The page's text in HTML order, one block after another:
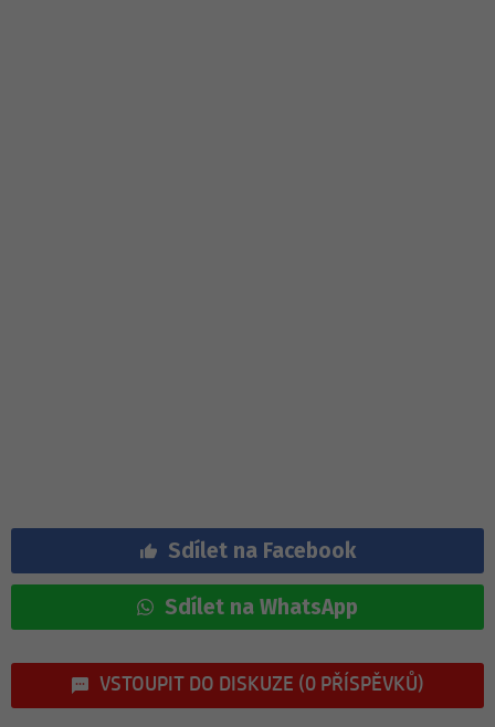
Sdílet na Facebook
Sdílet na WhatsApp
VSTOUPIT DO DISKUZE (0 PŘÍSPĚVKŮ)